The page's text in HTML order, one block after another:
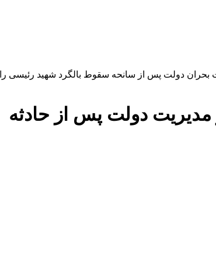
بحران دولت پس از سانحه سقوط بالگرد شهید رئیسی
دولت پس از حادثه